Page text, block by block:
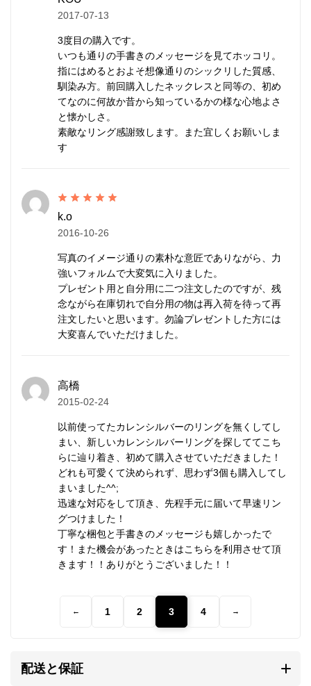
カレンシルバー
マットな質感が特徴で、
を持ち、素朴なぬくもりが心に響きます。
研磨されていない温かみのある質感、無骨で荒削りな
これらの味わいがカレンシルバーの持ち味であり、他
自然と共存する彼らの作るものには、身近に暮らす動
植物や生活道具などを象ったモチーフが多く見られま
そこには自然を畏れ敬うアニミズムの思想が流れてい
カレンシルバーの銀純度
純銀では傷がつきやすく装飾品に向かないため、耐久
性や強度を補う目的で銅などの金属を混ぜ合わせま
一般的な装飾品は銀92.5%＋銅7.5%の合金が用いられ
これはスターリングシルバー（Sterling Silver）、
SV925と呼ばれます。
カレンシルバーは銀95%＋銅5%のSV950が用いられ
け、調和と循環を表す印
2017-07-13
3度目の購入です。
いつも通りの手書きのメッセージを見てホッコリ。
指にはめるとおよそ想像通りのシックリした質感、
馴染み方。前回購入したネックレスと同等の、初め
てなのに何故か昔から知っているかの様な心地よさ
と懐かしさ。
素敵なリング感謝致します。また宜しくお願いしま
す
k.o
2016-10-26
写真のイメージ通りの素朴な意匠でありながら、力
強いフォルムで大変気に入りました。
プレゼント用と自分用に二つ注文したのですが、残
念ながら在庫切れで自分用の物は再入荷を待って再
注文したいと思います。勿論プレゼントした方には
大変喜んでいただけました。
高橋
2015-02-24
以前使ってたカレンシルバーのリングを無くしてし
まい、新しいカレンシルバーリングを探しててこち
らに辿り着き、初めて購入させていただきました！
どれも可愛くて決められず、思わず3個も購入してし
まいました^^;
迅速な対応をして頂き、先程手元に届いて早速リン
グつけました！
丁寧な梱包と手書きのメッセージも嬉しかったで
す！また機会があったときはこちらを利用させて頂
きます！！ありがとうございました！！
← 1 2 3 4 →
配送と保証